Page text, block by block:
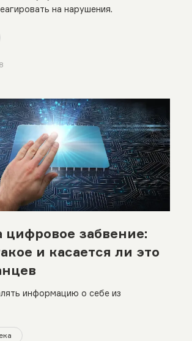
на нарушения.
цифровое забвение:
и касается ли это
информацию о себе из